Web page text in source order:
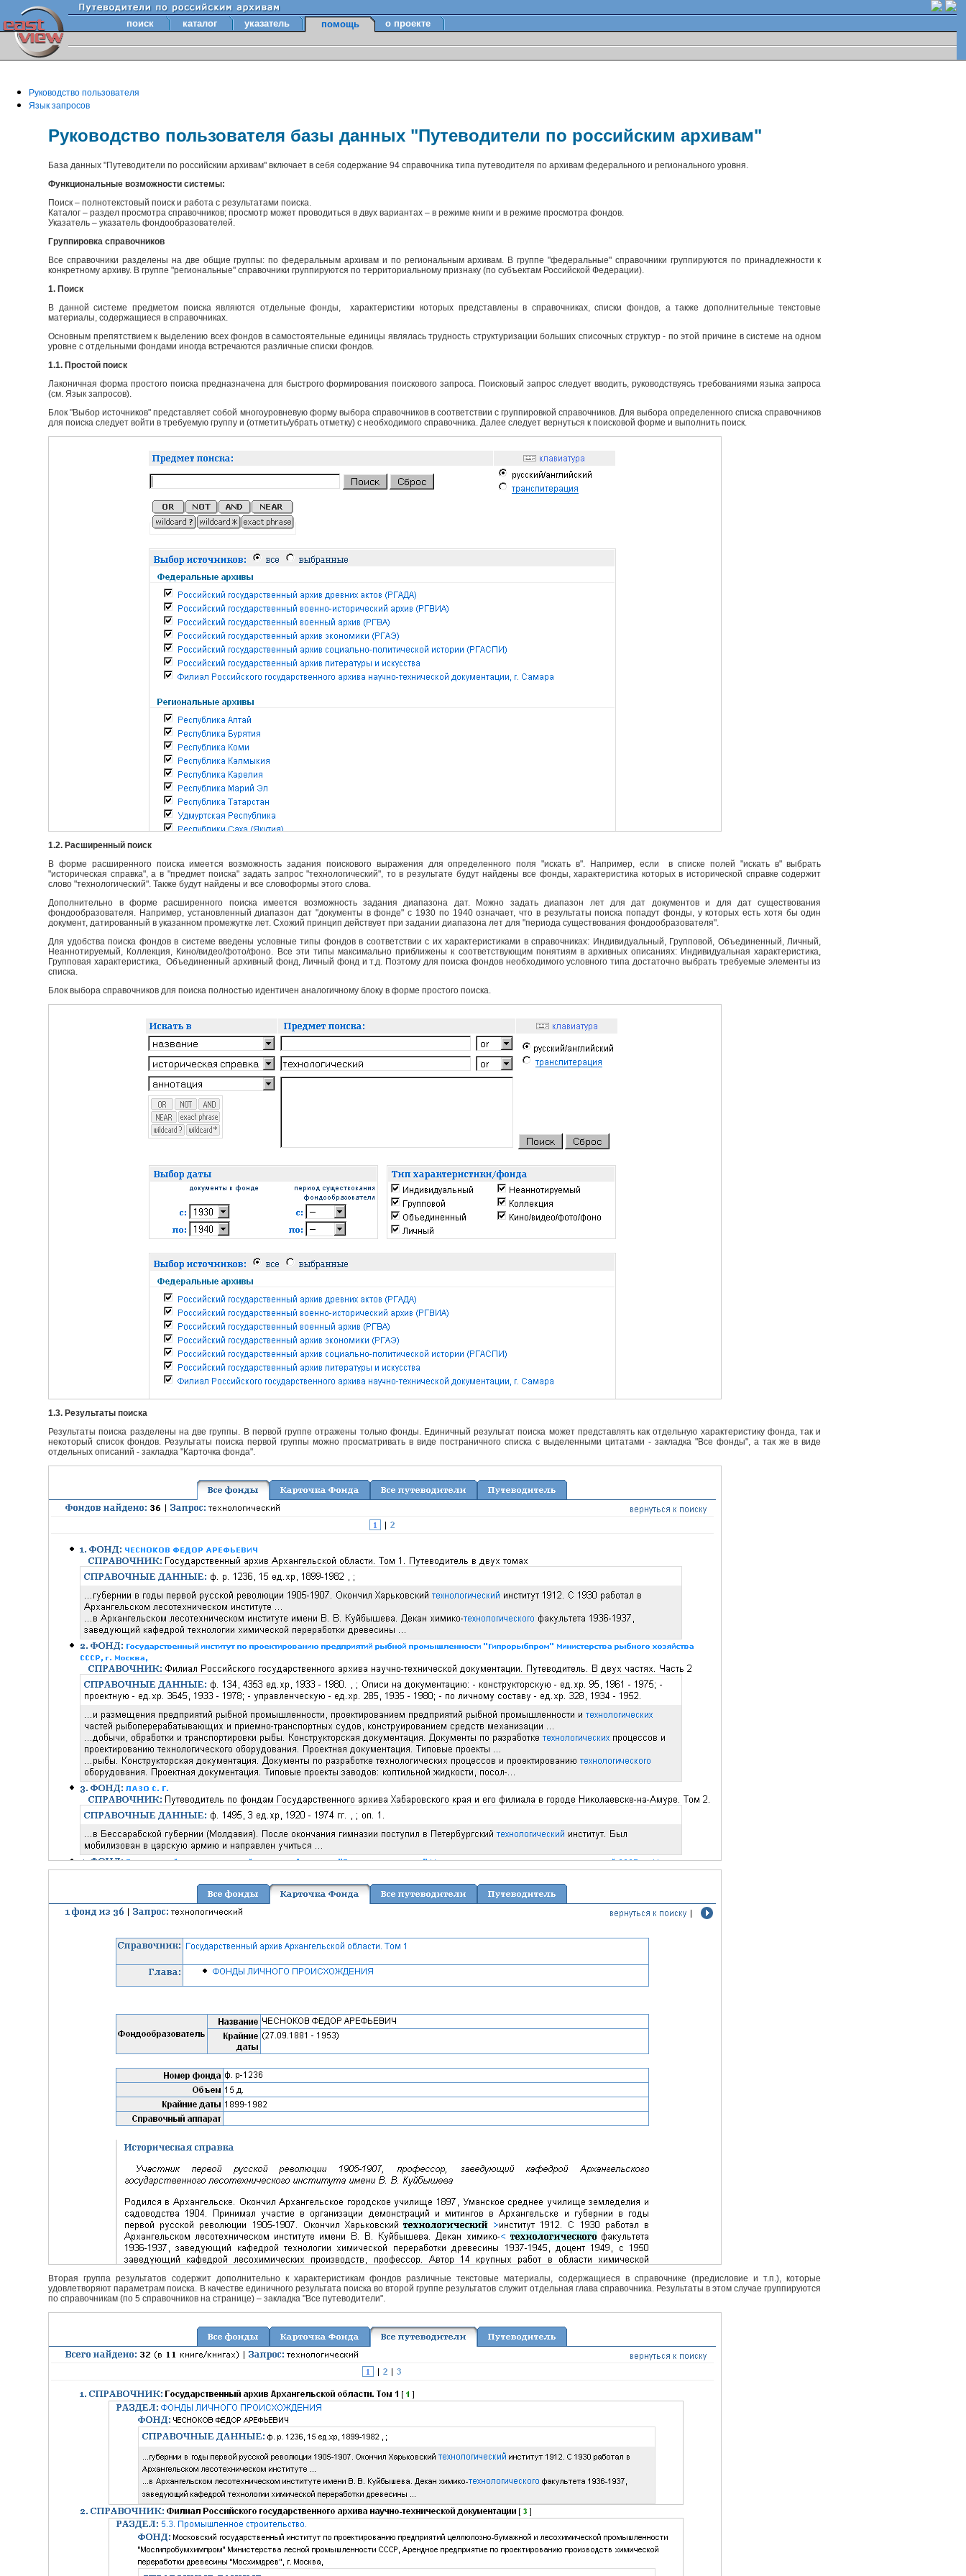
поиск каталог указатель помощь о проекте
Руководство пользователя
Язык запросов
Руководство пользователя базы данных "Путеводители по российским архивам"
База данных "Путеводители по российским архивам" включает в себя содержание 94 справочника типа путеводителя по архивам федерального и регионального уровня.
Функциональные возможности системы:
Поиск – полнотекстовый поиск и работа с результатами поиска.
Каталог – раздел просмотра справочников; просмотр может проводиться в двух вариантах – в режиме книги и в режиме просмотра фондов.
Указатель – указатель фондообразователей.
Группировка справочников
Все справочники разделены на две общие группы: по федеральным архивам и по региональным архивам. В группе "федеральные" справочники группируются по принадлежности к
конкретному архиву. В группе "региональные" справочники группируются по территориальному признаку (по субъектам Российской Федерации).
1. Поиск
В данной системе предметом поиска являются отдельные фонды, характеристики которых представлены в справочниках, списки фондов, а также дополнительные текстовые
материалы, содержащиеся в справочниках.
Основным препятствием к выделению всех фондов в самостоятельные единицы являлась трудность структуризации больших списочных структур - по этой причине в системе на одном
уровне с отдельными фондами иногда встречаются различные списки фондов.
1.1. Простой поиск
Лаконичная форма простого поиска предназначена для быстрого формирования поискового запроса. Поисковый запрос следует вводить, руководствуясь требованиями языка запроса
(см. Язык запросов).
Блок "Выбор источников" представляет собой многоуровневую форму выбора справочников в соответствии с группировкой справочников. Для выбора определенного списка справочников
для поиска следует войти в требуемую группу и (отметить/убрать отметку) с необходимого справочника. Далее следует вернуться к поисковой форме и выполнить поиск.
1.2. Расширенный поиск
В форме расширенного поиска имеется возможность задания поискового выражения для определенного поля "искать в". Например, если в списке полей "искать в" выбрать
"историческая справка", а в "предмет поиска" задать запрос "технологический", то в результате будут найдены все фонды, характеристика которых в исторической справке содержит
слово "технологический". Также будут найдены и все словоформы этого слова.
Дополнительно в форме расширенного поиска имеется возможность задания диапазона дат. Можно задать диапазон лет для дат документов и для дат существования
фондообразователя. Например, установленный диапазон дат "документы в фонде" с 1930 по 1940 означает, что в результаты поиска попадут фонды, у которых есть хотя бы один
документ, датированный в указанном промежутке лет. Схожий принцип действует при задании диапазона лет для "периода существования фондообразователя".
Для удобства поиска фондов в системе введены условные типы фондов в соответствии с их характеристиками в справочниках: Индивидуальный, Групповой, Объединенный, Личный,
Неаннотируемый, Коллекция, Кино/видео/фото/фоно. Все эти типы максимально приближены к соответствующим понятиям в архивных описаниях: Индивидуальная характеристика,
Групповая характеристика, Объединенный архивный фонд, Личный фонд и т.д. Поэтому для поиска фондов необходимого условного типа достаточно выбрать требуемые элементы из
списка.
Блок выбора справочников для поиска полностью идентичен аналогичному блоку в форме простого поиска.
1.3. Результаты поиска
Результаты поиска разделены на две группы. В первой группе отражены только фонды. Единичный результат поиска может представлять как отдельную характеристику фонда, так и
некоторый список фондов. Результаты поиска первой группы можно просматривать в виде постраничного списка с выделенными цитатами - закладка "Все фонды", а так же в виде
отдельных описаний - закладка "Карточка фонда".
Вторая группа результатов содержит дополнительно к характеристикам фондов различные текстовые материалы, содержащиеся в справочнике (предисловие и т.п.), которые
удовлетворяют параметрам поиска. В качестве единичного результата поиска во второй группе результатов служит отдельная глава справочника. Результаты в этом случае группируются
по справочникам (по 5 справочников на странице) – закладка "Все путеводители".